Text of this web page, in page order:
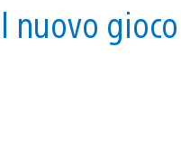
nuovo